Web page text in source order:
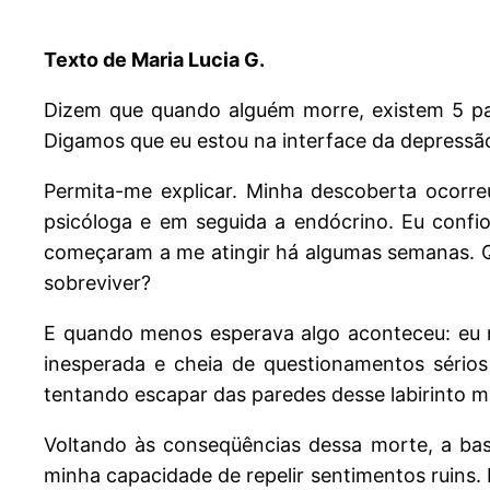
Texto de Maria Lucia G.
Dizem que quando alguém morre, existem 5
Digamos que eu estou na interface da
Permita-me explicar. Minha descoberta
psicóloga e em seguida a endócrino. Eu
começaram a me atingir há algumas semanas.
sobreviver?
E quando menos esperava algo aconteceu:
inesperada e cheia de questionamentos
tentando escapar das paredes desse labirinto
Voltando às conseqüências dessa morte, a
minha capacidade de repelir sentimentos